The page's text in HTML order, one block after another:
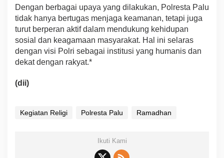
Dengan berbagai upaya yang dilakukan, Polresta Palu
tidak hanya bertugas menjaga keamanan, tetapi juga
turut berperan aktif dalam mendukung kehidupan
sosial dan keagamaan masyarakat. Hal ini selaras
dengan visi Polri sebagai institusi yang humanis dan
dekat dengan rakyat.*
(dii)
Kegiatan Religi Polresta Palu Ramadhan
Ikuti Kami